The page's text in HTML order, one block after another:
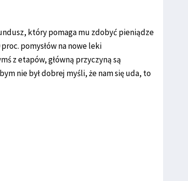
który pomaga mu zdobyć pieniądze
pomysłów na nowe leki
z etapów, główną przyczyną są
nie był dobrej myśli, że nam się uda, to